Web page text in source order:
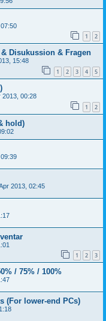
1 2
Disukussion & Fragen
15:48
1 2 3 4 5
2013, 00:28
1 2
hold)
2013, 02:45
1 2 3
/ 75% / 100%
(For lower-end PCs)